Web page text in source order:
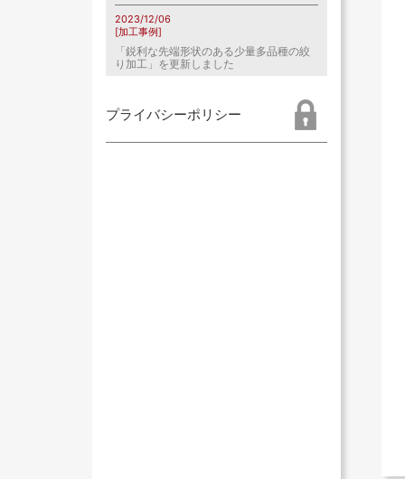
2023/12/06
[加工事例]
「鋭利な先端形状のある少量多品種の絞
り加工」を更新しました
プライバシーポリシー